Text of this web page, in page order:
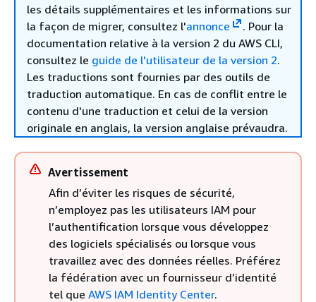
les détails supplémentaires et les informations sur
la façon de migrer, consultez l'annonce
. Pour la
documentation relative à la version 2 du AWS CLI,
consultez le guide de l'utilisateur de la version 2.
Les traductions sont fournies par des outils de
traduction automatique. En cas de conflit entre le
contenu d'une traduction et celui de la version
originale en anglais, la version anglaise prévaudra.
Avertissement
Afin d’éviter les risques de sécurité,
n’employez pas les utilisateurs IAM pour
l’authentification lorsque vous développez
des logiciels spécialisés ou lorsque vous
travaillez avec des données réelles. Préférez
la fédération avec un fournisseur d’identité
tel que AWS IAM Identity Center.